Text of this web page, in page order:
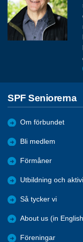
SPF Seniorerna
Om förbundet
Bli medlem
Förmåner
Utbildning och
Så tycker vi
About us (in
Föreningar